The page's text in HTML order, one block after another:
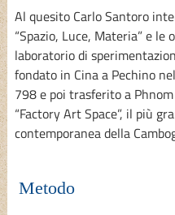
Al quesito Carlo Santoro
“Spazio, Luce, Materia” e
laboratorio di
fondato in Cina a Pechino
798 e poi trasferito a
“Factory Art Space”, il più
contemporanea della
Metodo